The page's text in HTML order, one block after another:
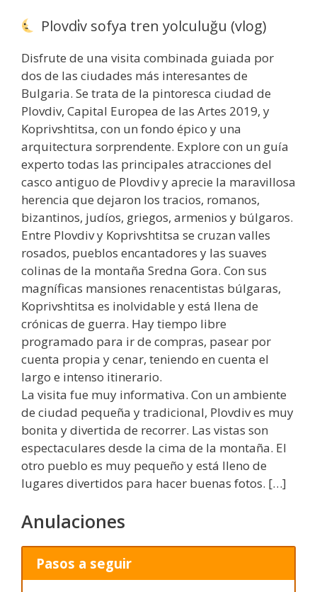
Plovdi̇v sofya tren yolculuğu (vlog)
Disfrute de una visita combinada guiada por
dos de las ciudades más interesantes de
Bulgaria. Se trata de la pintoresca ciudad de
Plovdiv, Capital Europea de las Artes 2019, y
Koprivshtitsa, con un fondo épico y una
arquitectura sorprendente. Explore con un guía
experto todas las principales atracciones del
casco antiguo de Plovdiv y aprecie la maravillosa
herencia que dejaron los tracios, romanos,
bizantinos, judíos, griegos, armenios y búlgaros.
Entre Plovdiv y Koprivshtitsa se cruzan valles
rosados, pueblos encantadores y las suaves
colinas de la montaña Sredna Gora. Con sus
magníficas mansiones renacentistas búlgaras,
Koprivshtitsa es inolvidable y está llena de
crónicas de guerra. Hay tiempo libre
programado para ir de compras, pasear por
cuenta propia y cenar, teniendo en cuenta el
largo e intenso itinerario.
La visita fue muy informativa. Con un ambiente
de ciudad pequeña y tradicional, Plovdiv es muy
bonita y divertida de recorrer. Las vistas son
espectaculares desde la cima de la montaña. El
otro pueblo es muy pequeño y está lleno de
lugares divertidos para hacer buenas fotos. […]
Anulaciones
Pasos a seguir